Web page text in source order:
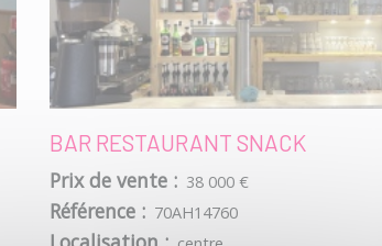
BAR RESTAURANT SNACK
Prix de vente : 38 000 €
Référence : 70AH14760